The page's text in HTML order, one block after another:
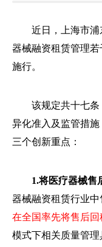
近日，上海市
器械融资租赁管理
施行。
该规定共十七
异化准入及监管措
三个创新重点：
1.将医疗器械售
器械融资租赁行业中
在全国率先将售后
模式下相关质量管